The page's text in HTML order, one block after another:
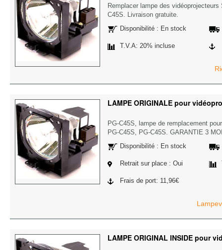
Remplacer lampe des
C45S. Livraison gratuite.
Disponibilité : En stock
T.V.A: 20% incluse
LAMPE ORIGINALE pour
PG-C45S, lampe de remplacement
PG-C45S, PG-C45S. GARANTIE 3
Disponibilité : En stock
Retrait sur place : Oui
Frais de port: 11,96€
LAMPE ORIGINAL INSIDE pour